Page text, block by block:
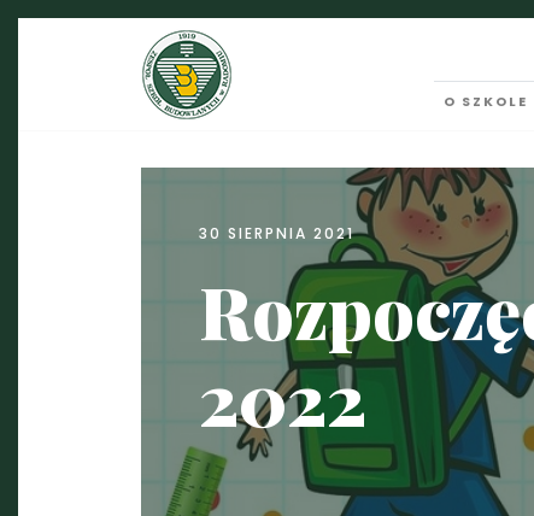
O SZKOLE
30 SIERPNIA 2021
2022